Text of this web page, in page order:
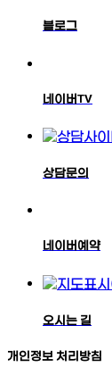
블로그
네이버TV
상담문의
네이버예약
오시는 길
개인정보 처리방침